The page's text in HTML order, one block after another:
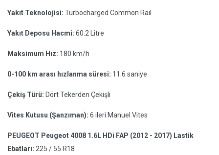
Yakıt Teknolojisi: Turbocharged Common Rail
Yakıt Deposu Hacmi: 60.2 Litre
Maksimum Hız: 180 km/h
0-100 km arası hızlanma süresi: 11.6 saniye
Çekiş Türü: Dört Tekerden Çekişli
Vites Kutusu (Şanzıman): 6 ileri Manuel Vites
PEUGEOT Peugeot 4008 1.6L HDi FAP (2012 - 2017) Lastik
Ebatları: 225 / 55 R18